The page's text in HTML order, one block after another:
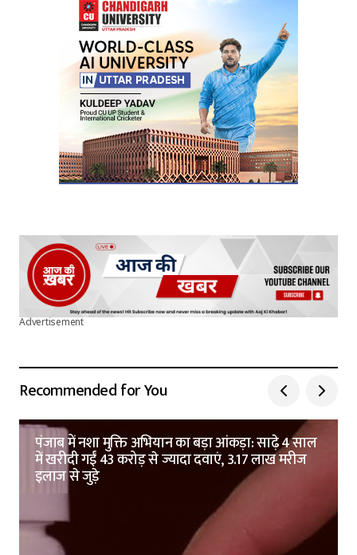
Your E-mail*
Submit Comment
Advertisement
Recommended for You
पंजाब में नशा मुक्ति अभियान का बड़ा आंकड़ा: साढ़े 4 साल
में खरीदी गईं 43 करोड़ से ज्यादा दवाएं, 3.17 लाख मरीज
इलाज से जुड़े